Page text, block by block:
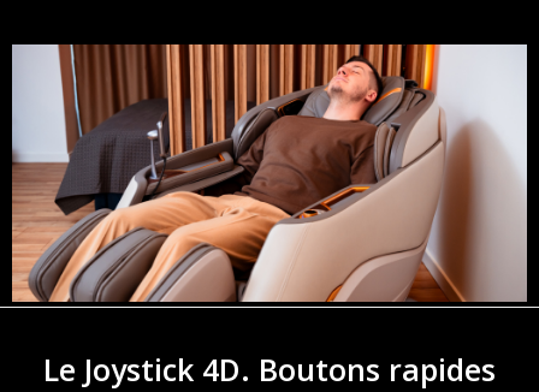
Le Joystick 4D. Boutons rapides